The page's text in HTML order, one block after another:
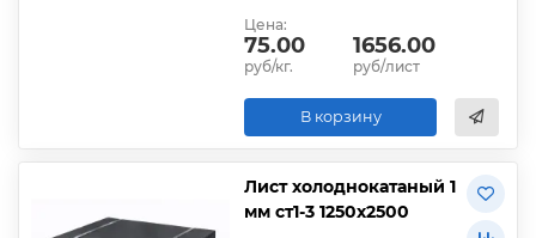
Цена:
75.00
руб/кг.
1656.00
руб/лист
В корзину
Лист холоднокатаный 1
мм ст1-3 1250х2500